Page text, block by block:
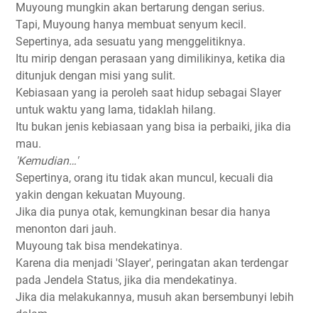
Muyoung mungkin akan bertarung dengan serius.
Tapi, Muyoung hanya membuat senyum kecil.
Sepertinya, ada sesuatu yang menggelitiknya.
Itu mirip dengan perasaan yang dimilikinya, ketika dia
ditunjuk dengan misi yang sulit.
Kebiasaan yang ia peroleh saat hidup sebagai Slayer
untuk waktu yang lama, tidaklah hilang.
Itu bukan jenis kebiasaan yang bisa ia perbaiki, jika dia
mau.
'Kemudian…'
Sepertinya, orang itu tidak akan muncul, kecuali dia
yakin dengan kekuatan Muyoung.
Jika dia punya otak, kemungkinan besar dia hanya
menonton dari jauh.
Muyoung tak bisa mendekatinya.
Karena dia menjadi 'Slayer', peringatan akan terdengar
pada Jendela Status, jika dia mendekatinya.
Jika dia melakukannya, musuh akan bersembunyi lebih